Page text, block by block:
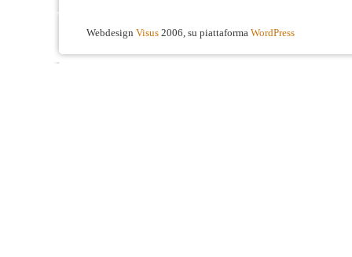
Webdesign Visus 2006, su piattaforma WordPress